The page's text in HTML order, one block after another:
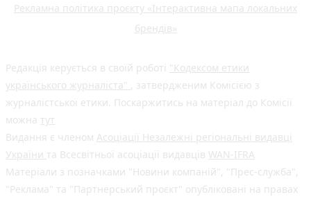
Рекламна політика проєкту «Інтерактивна мапа локальних
брендів»
Редакція керується в своїй роботі "Кодексом етики
українського журналіста"
, затвердженим Комісією з
журналістської етики. Поскаржитись на матеріал до Комісії
можна тут
Видання є членом Асоціації Незалежні регіональні видавці
України та Всесвітньої асоціації видавців WAN-IFRA
Матеріали з позначками "Новини компаній", "Прес-служба",
"Реклама" та "Партнерський проєкт" опубліковані на правах